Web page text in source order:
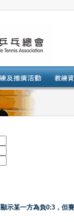
示某一方為負0:3，但